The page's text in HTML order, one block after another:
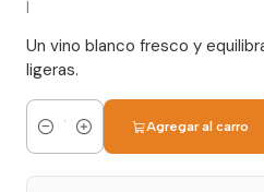
Un vino blanco fresco y
ligeras.
Cantidad
Agregar al carro